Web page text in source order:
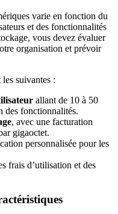
varie en fonction du
et des fonctionnalités
vous devez évaluer
organisation et prévoir
suivantes :
allant de 10 à 50
des fonctionnalités.
, avec une facturation
gigaoctet.
personnalisée pour les
frais d’utilisation et des